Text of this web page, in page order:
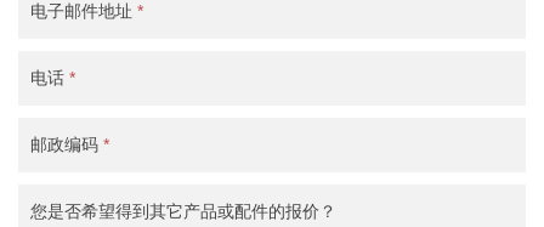
电子邮件地址 *
电话 *
邮政编码 *
您是否希望得到其它产品或配件的报价？